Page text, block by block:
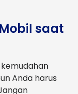
saat
Anda harus